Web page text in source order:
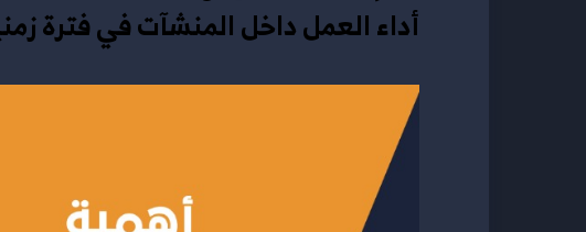
أداء العمل داخل المنشآت في فترة